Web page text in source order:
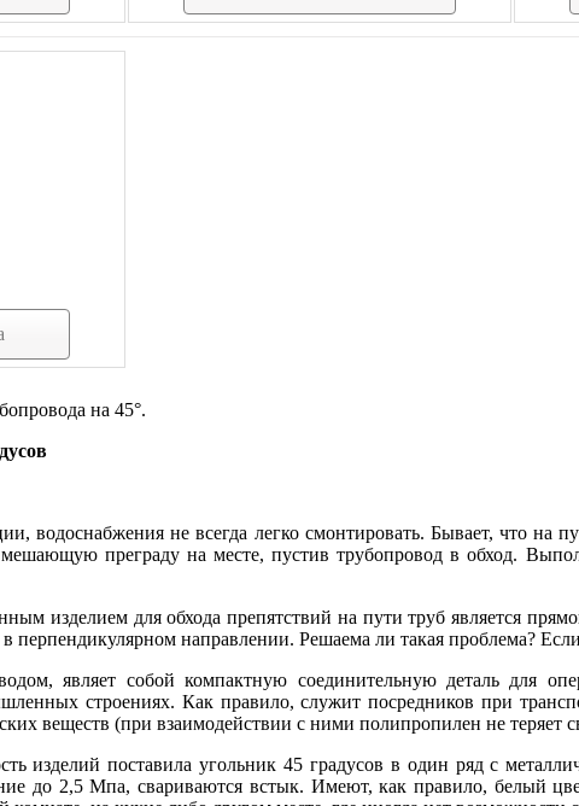
на 45°.
водоснабжения не всегда легко смонтировать. Бывает, что на
преграду на месте, пустив трубопровод в обход.
изделием для обхода препятствий на пути труб является
перпендикулярном направлении. Решаема ли такая проблема?
являет собой компактную соединительную деталь для
строениях. Как правило, служит посредников при
веществ (при взаимодействии с ними полипропилен не теряет
изделий поставила угольник 45 градусов в один ряд с
до 2,5 Мпа, свариваются встык. Имеют, как правило, белый